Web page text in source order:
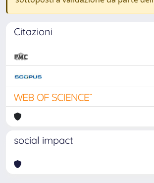
Citazioni
social impact